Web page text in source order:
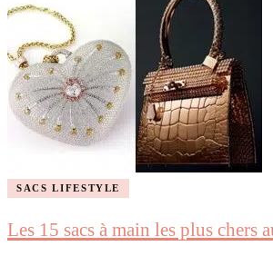
SACS LIFESTYLE
Les 15 sacs à main les plus chers